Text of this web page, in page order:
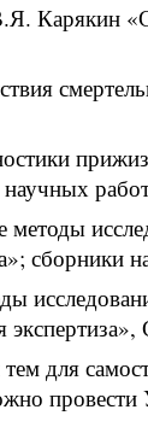
Карякин
методы
сборники
для